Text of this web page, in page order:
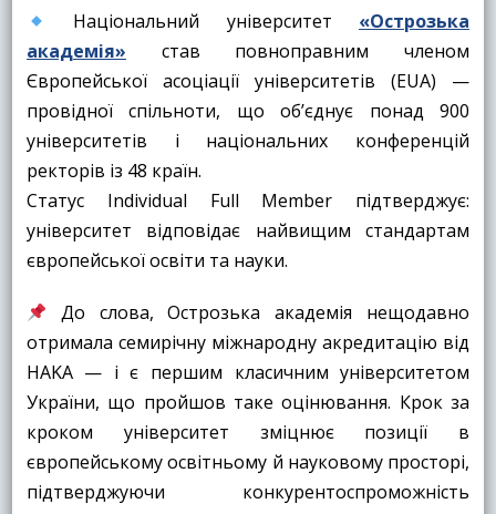
Національний університет «Острозька
академія» став повноправним членом
Європейської асоціації університетів (EUA) —
провідної спільноти, що об’єднує понад 900
університетів і національних конференцій
ректорів із 48 країн.
Статус Individual Full Member підтверджує:
університет відповідає найвищим стандартам
європейської освіти та науки.
До слова, Острозька академія нещодавно
отримала семирічну міжнародну акредитацію від
HAKA — і є першим класичним університетом
України, що пройшов таке оцінювання. Крок за
кроком університет зміцнює позиції в
європейському освітньому й науковому просторі,
підтверджуючи конкурентоспроможність